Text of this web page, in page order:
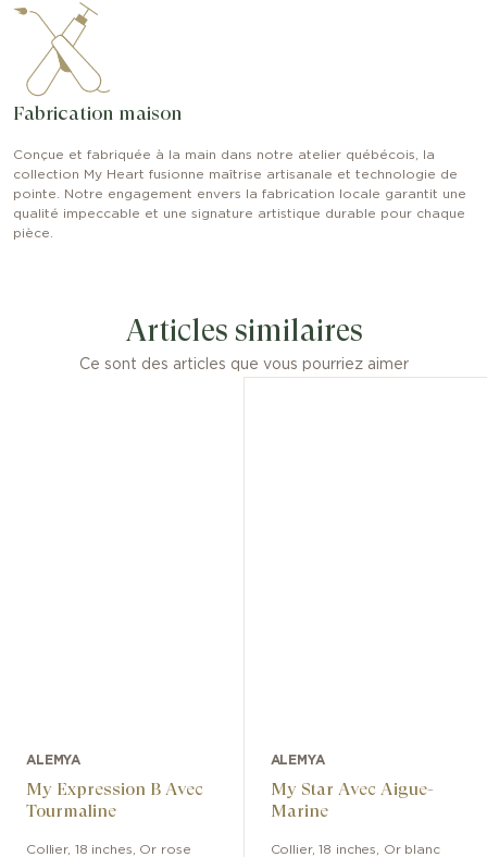
Fabrication maison
Conçue et fabriquée à la main dans notre atelier québécois, la
collection My Heart fusionne maîtrise artisanale et technologie de
pointe. Notre engagement envers la fabrication locale garantit une
qualité impeccable et une signature artistique durable pour chaque
pièce.
Articles similaires
Ce sont des articles que vous pourriez aimer
ALEMYA
My Expression B Avec
Tourmaline
Collier, 18 inches Or rose
ALEMYA
My Star Avec Aigue-
Marine
Collier,18 inches Or blanc